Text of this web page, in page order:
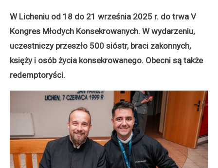
W Licheniu od 18 do 21 września 2025 r. do trwa V
Kongres Młodych Konsekrowanych. W wydarzeniu,
uczestniczy przeszło 500 sióstr, braci zakonnych,
księży i osób życia konsekrowanego. Obecni są także
redemptoryści.